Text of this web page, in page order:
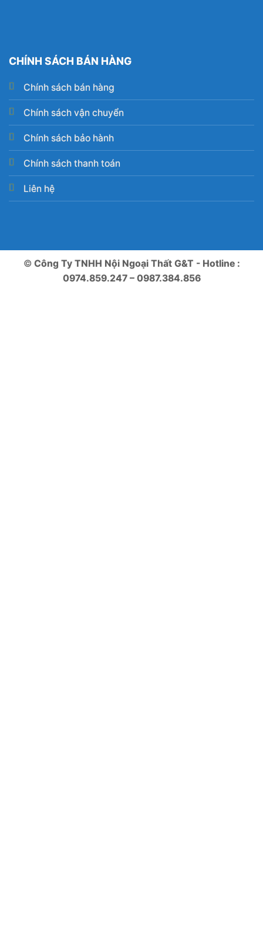
CHÍNH SÁCH BÁN HÀNG
Chính sách bán hàng
Chính sách vận chuyển
Chính sách bảo hành
Chính sách thanh toán
Liên hệ
© Công Ty TNHH Nội Ngoại Thất G&T - Hotline :
0974.859.247 – 0987.384.856